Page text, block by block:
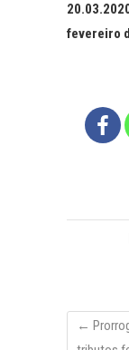
fevereiro
←